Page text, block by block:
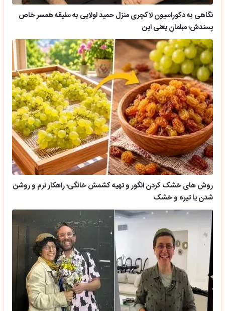
نگاهی به دکوراسیون لاکچری منزل حمید لولایی به سلیقه همسر خاص
پسندش؛ مبلمان یعنی این
روش های خشک کردن انگور و تهیه کشمش خانگی؛ راهکار نرم و روشن
شدن یا تیره و خشک